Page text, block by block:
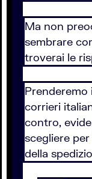
Ma non
sembrare
troverai le
Prenderemo
corrieri
contro,
scegliere
della